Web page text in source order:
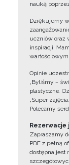
nauką
Dziękujemy
uczniów oraz
inspiracji.
Opinie
„Byliśmy –
plastyczne.
„Super
Polecamy
Rezerwacje
Zapraszamy
PDF z pełną
dostępna jest